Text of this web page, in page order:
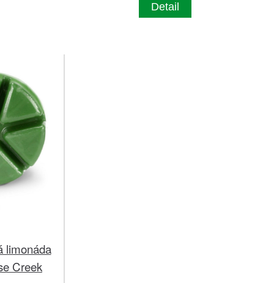
Detail
limonáda
Creek